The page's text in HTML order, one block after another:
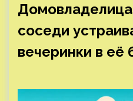
Домовладелица
соседи
вечеринки в её